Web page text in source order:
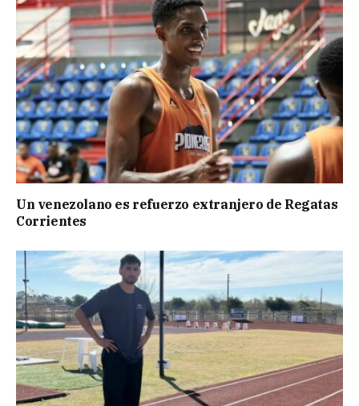
Un venezolano es refuerzo extranjero de Regatas
Corrientes